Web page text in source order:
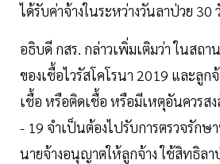
ได้รับค่าจ้างในระหว่างวันลาป่วย
อธิบดี กสร. กล่าวเพิ่มเติมว่า ในสถ
ของเชื้อไวรัสโคโรนา 2019 และลูก
เชื้อ หรือติดเชื้อ หรือมีเหตุอันควรสง
- 19 จำเป็นต้องไปรับการตรวจรักษ
นายจ้างอนุญาตให้ลูกจ้าง ใช้สิทธิล